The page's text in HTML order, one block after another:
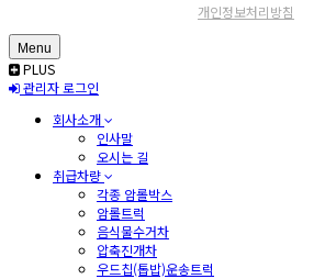
개인정보처리방침
Menu
PLUS
관리자 로그인
회사소개
인사말
오시는 길
취급차량
각종 암롤박스
암롤트럭
음식물수거차
압축진개차
우드칩(톱밥)운송트럭